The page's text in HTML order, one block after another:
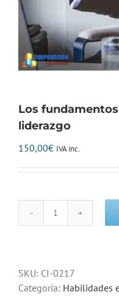
Los
liderazgo
150,00€ IVA inc.
Los
de
liderazgo
SKU: CI-0217
Categoría: Habilidades